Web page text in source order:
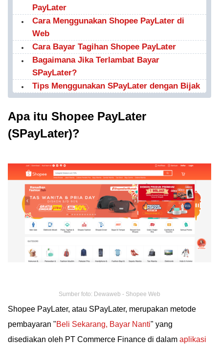
PayLater
Cara Menggunakan Shopee PayLater di
Web
Cara Bayar Tagihan Shopee PayLater
Bagaimana Jika Terlambat Bayar
SPayLater?
Tips Menggunakan SPayLater dengan Bijak
Apa itu Shopee PayLater
(SPayLater)?
Sumber foto: Dewaweb - Shopee Web
Shopee PayLater, atau SPayLater, merupakan metode
pembayaran "Beli Sekarang, Bayar Nanti" yang
disediakan oleh PT Commerce Finance di dalam aplikasi